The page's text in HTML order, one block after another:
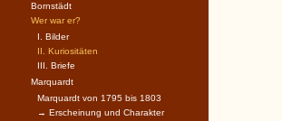
Bornstädt
Wer war er?
I. Bilder
II. Kuriositäten
III. Briefe
Marquardt
Marquardt von 1795 bis 1803
→ Erscheinung und Charakter